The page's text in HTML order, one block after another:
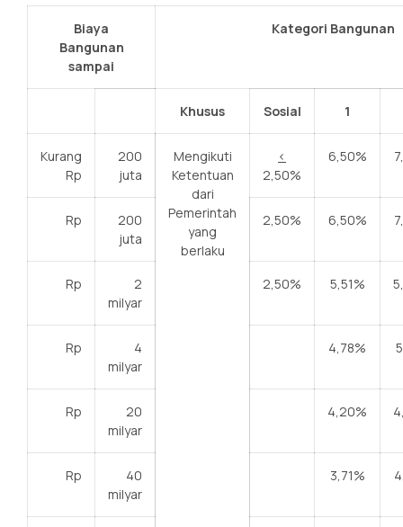
Biaya
Bangunan
sampai
Kategori Bangunan
Khusus Sosial 1
Kurang
Rp
200
juta
Mengikuti
Ketentuan
dari
Pemerintah
yang
berlaku
<
2,50%
6,50%
Rp
200
juta
2,50% 6,50%
Rp
2
milyar
2,50% 5,51%
Rp
4
milyar
4,78%
Rp
20
milyar
4,20%
Rp
40
milyar
3,71%